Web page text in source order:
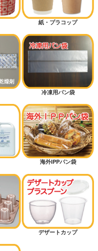
紙・プラコップ
冷凍用パン袋
海外IPPパン袋
デザートカップ